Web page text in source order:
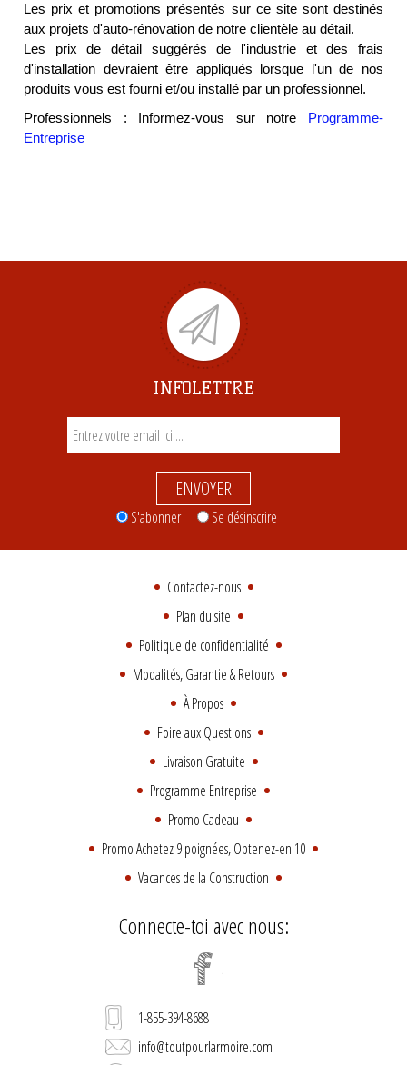
Les prix et promotions présentés sur ce site sont destinés
aux projets d'auto-rénovation de notre clientèle au détail.
Les prix de détail suggérés de l'industrie et des frais
d'installation devraient être appliqués lorsque l'un de nos
produits vous est fourni et/ou installé par un professionnel.
Professionnels : Informez-vous sur notre
Programme-
Entreprise
INFOLETTRE
ENVOYER
S'abonner Se désinscrire
Contactez-nous
Plan du site
Politique de confidentialité
Modalités, Garantie & Retours
À Propos
Foire aux Questions
Livraison Gratuite
Programme Entreprise
Promo Cadeau
Promo Achetez 9 poignées, Obtenez-en 10
Vacances de la Construction
Connecte-toi avec nous:
1-855-394-8688
info@toutpourlarmoire.com